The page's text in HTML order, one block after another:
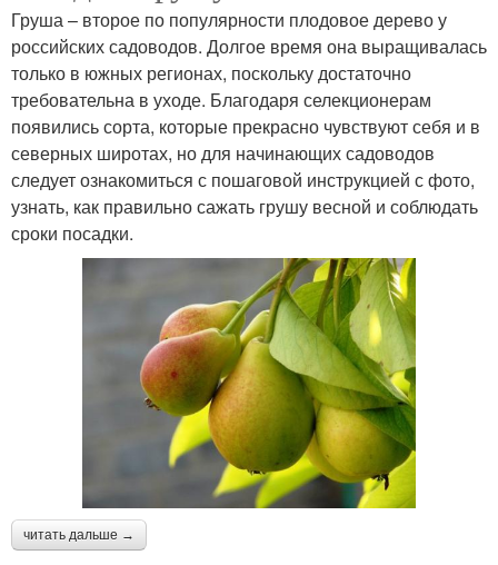
Груша – второе по популярности плодовое дерево у
российских садоводов. Долгое время она выращивалась
только в южных регионах, поскольку достаточно
требовательна в уходе. Благодаря селекционерам
появились сорта, которые прекрасно чувствуют себя и в
северных широтах, но для начинающих садоводов
следует ознакомиться с пошаговой инструкцией с фото,
узнать, как правильно сажать грушу весной и соблюдать
сроки посадки.
читать дальше →